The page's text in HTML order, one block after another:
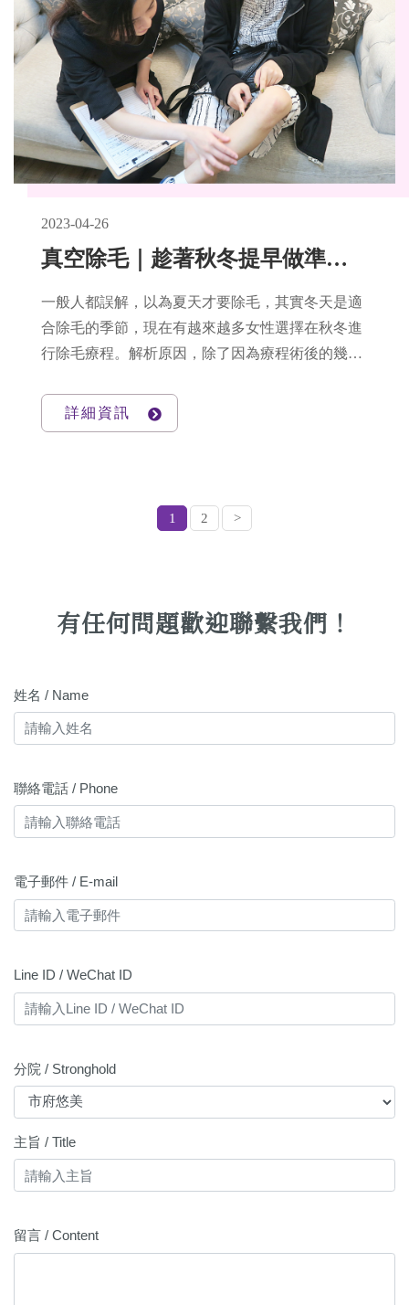
2023-04-26
真空除毛｜趁著秋冬提早做準備擺脫毛手毛腳-悠美診所
一般人都誤解，以為夏天才要除毛，其實冬天是適
合除毛的季節，現在有越來越多女性選擇在秋冬進
行除毛療程。解析原因，除了因為療程術後的幾天
保護，反而造成雷射除毛後容易導致療部位出現反
黑現象。再來是毛髮生長有週期，無論是雷射、真
以去除，因此完整的除毛療程需要3～5次，才能達
到理想中的光溜溜、白泡泡美妞fu
詳細資訊
1 2 >
有任何問題歡迎聯繫我們！
姓名 / Name
聯絡電話 / Phone
電子郵件 / E-mail
Line ID / WeChat ID
分院 / Stronghold
主旨 / Title
留言 / Content